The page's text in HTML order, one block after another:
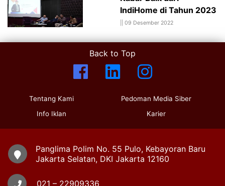
IndiHome di Tahun 2023
09 Desember 2022
Back to Top
Tentang Kami
Info Iklan
Pedoman Media Siber
Karier
Panglima Polim No. 55 Pulo, Kebayoran Baru
Jakarta Selatan, DKI Jakarta 12160
021 – 22909336